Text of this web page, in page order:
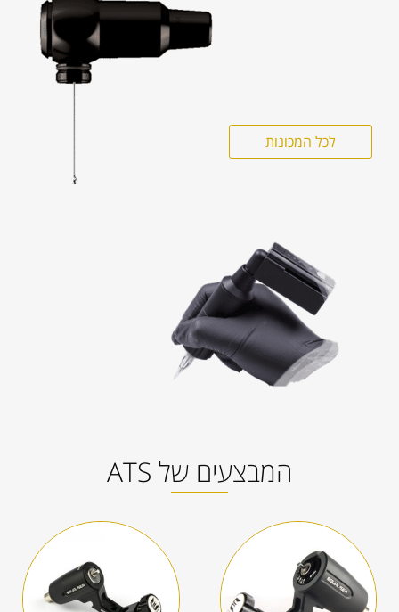
לכל המכונות
המבצעים של ATS